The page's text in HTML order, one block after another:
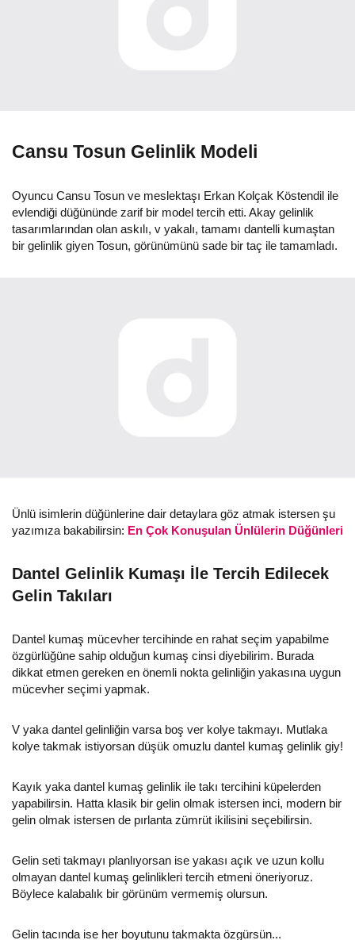
Cansu Tosun Gelinlik Modeli
Oyuncu Cansu Tosun ve meslektaşı Erkan Kolçak Köstendil ile
evlendiği düğününde zarif bir model tercih etti. Akay gelinlik
tasarımlarından olan askılı, v yakalı, tamamı dantelli kumaştan
bir gelinlik giyen Tosun, görünümünü sade bir taç ile tamamladı.
Ünlü isimlerin düğünlerine dair detaylara göz atmak istersen şu
yazımıza bakabilirsin: En Çok Konuşulan Ünlülerin Düğünleri
Dantel Gelinlik Kumaşı İle Tercih Edilecek
Gelin Takıları
Dantel kumaş mücevher tercihinde en rahat seçim yapabilme
özgürlüğüne sahip olduğun kumaş cinsi diyebilirim. Burada
dikkat etmen gereken en önemli nokta gelinliğin yakasına uygun
mücevher seçimi yapmak.
V yaka dantel gelinliğin varsa boş ver kolye takmayı. Mutlaka
kolye takmak istiyorsan düşük omuzlu dantel kumaş gelinlik giy!
Kayık yaka dantel kumaş gelinlik ile takı tercihini küpelerden
yapabilirsin. Hatta klasik bir gelin olmak istersen inci, modern bir
gelin olmak istersen de pırlanta zümrüt ikilisini seçebilirsin.
Gelin seti takmayı planlıyorsan ise yakası açık ve uzun kollu
olmayan dantel kumaş gelinlikleri tercih etmeni öneriyoruz.
Böylece kalabalık bir görünüm vermemiş olursun.
Gelin tacında ise her boyutunu takmakta özgürsün...